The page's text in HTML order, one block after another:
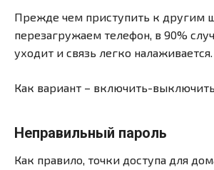
Прежде чем приступить к другим
перезагружаем телефон, в 90%
уходит и связь легко налаживается.
Как вариант – включить-
Неправильный пароль
Как правило, точки доступа для